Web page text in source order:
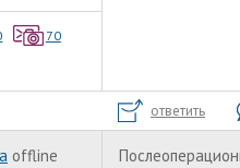
70
ответить
offline